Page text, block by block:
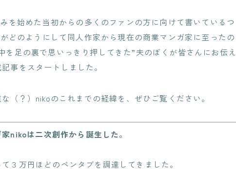
を始めた当初からの多くのファンの方に向けて書いているつ
どのようにして同人作家から現在の商業マンガ家に至ったの
を足の裏で思いっきり押してきた”夫のぼくが皆さんにお伝え
事をスタートしました。
（？）nikoのこれまでの経緯を、ぜひご覧ください。
nikoは二次創作から誕生した。
３万円ほどのペンタブを調達してきました。